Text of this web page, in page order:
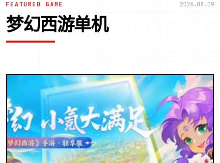
FEATURED GAME 2026.08.09
梦幻西游单机